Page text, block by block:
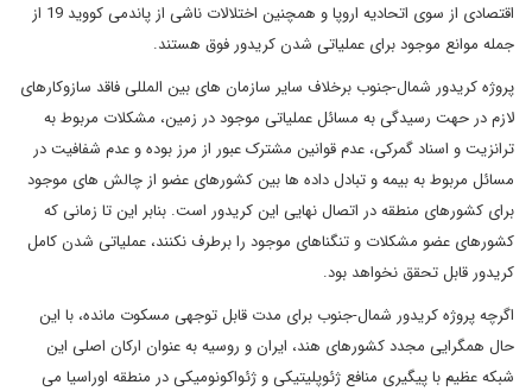
اقتصادی از سوی اتحادیه اروپا و همچنین اختلالات ناشی از پاندمی کووید 19 از
جمله موانع موجود برای عملیاتی شدن کریدور فوق هستند.
پروژه کریدور شمال-جنوب برخلاف سایر سازمان های بین المللی فاقد سازوکارهای
لازم در حهت رسیدگی به مسائل عملیاتی موجود در زمین، مشکلات مربوط به
ترانزیت و اسناد گمرکی، عدم قوانین مشترک عبور از مرز بوده و عدم شفافیت در
مسائل مربوط به بیمه و تبادل داده ها بین کشورهای عضو از چالش های موجود
برای کشورهای منطقه در اتصال نهایی این کریدور است. بنابر این تا زمانی که
کشورهای عضو مشکلات و تنگناهای موجود را برطرف نکنند، عملیاتی شدن کامل
کریدور قابل تحقق نخواهد بود.
اگرچه پروژه کریدور شمال-جنوب برای مدت قابل توجهی مسکوت مانده، با این
حال همگرایی مجدد کشورهای هند، ایران و روسیه به عنوان ارکان اصلی این
شبکه عظیم با پیگیری منافع ژئوپلیتیکی و ژئواکونومیکی در منطقه اوراسیا می